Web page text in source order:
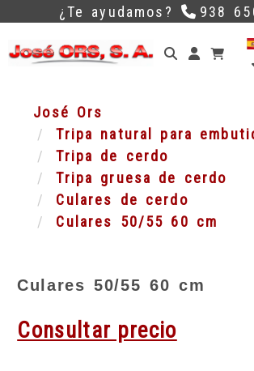
¿Te ayudamos? 938
José Ors
Tripa natural para
Tripa de cerdo
Tripa gruesa de cerdo
Culares de cerdo
Culares 50/55 60 cm
Culares 50/55 60 cm
Consultar precio